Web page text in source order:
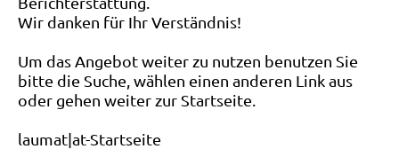
Wir danken für Ihr Verständnis!
Um das Angebot weiter zu nutzen benutzen Sie
bitte die Suche, wählen einen anderen Link aus
oder gehen weiter zur Startseite.
laumat|at-Startseite